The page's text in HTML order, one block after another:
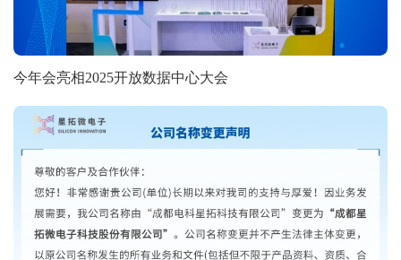
今年会亮相2025开放数据中心大会